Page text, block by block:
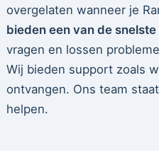
overgelaten wanneer je
bieden een van de
vragen en lossen
Wij bieden support zoals
ontvangen. Ons team
helpen.